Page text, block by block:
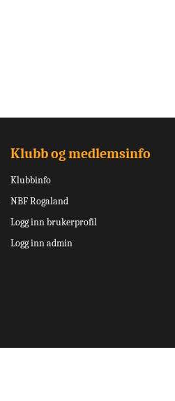
Klubb og medlemsinfo
Klubbinfo
NBF Rogaland
Logg inn brukerprofil
Logg inn admin